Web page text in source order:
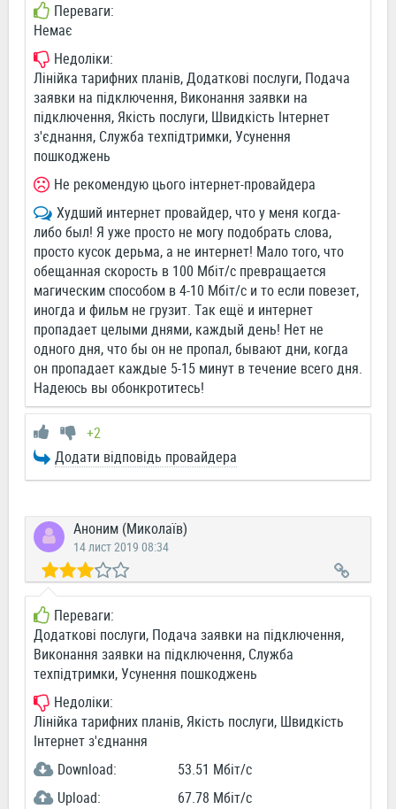
Переваги:
Немає
Недоліки:
Лінійка тарифних планів, Додаткові послуги, Подача
заявки на підключення, Виконання заявки на
підключення, Якість послуги, Швидкість Інтернет
з'єднання, Служба техпідтримки, Усунення
пошкоджень
Не рекомендую цього інтернет-провайдера
Худший интернет провайдер, что у меня когда-
либо был! Я уже просто не могу подобрать слова,
просто кусок дерьма, а не интернет! Мало того, что
обещанная скорость в 100 Мбіт/с превращается
магическим способом в 4-10 Мбіт/с и то если повезет,
иногда и фильм не грузит. Так ещё и интернет
пропадает целыми днями, каждый день! Нет не
одного дня, что бы он не пропал, бывают дни, когда
он пропадает каждые 5-15 минут в течение всего дня.
Надеюсь вы обонкротитесь!
+2
Додати відповідь провайдера
Аноним (Миколаїв)
14 лист 2019 08:34
Переваги:
Додаткові послуги, Подача заявки на підключення,
Виконання заявки на підключення, Служба
техпідтримки, Усунення пошкоджень
Недоліки:
Лінійка тарифних планів, Якість послуги, Швидкість
Інтернет з'єднання
Download:
53.51 Мбіт/c
Upload:
67.78 Мбіт/c